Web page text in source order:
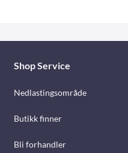
Shop Service
Nedlastingsområde
Butikk finner
Bli forhandler